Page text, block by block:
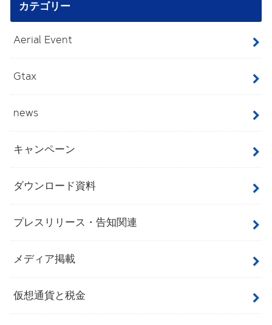
カテゴリー
Aerial Event
Gtax
news
キャンペーン
ダウンロード資料
プレスリリース・告知関連
メディア掲載
仮想通貨と税金